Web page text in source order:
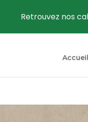
Accueil
Retrouvez nos